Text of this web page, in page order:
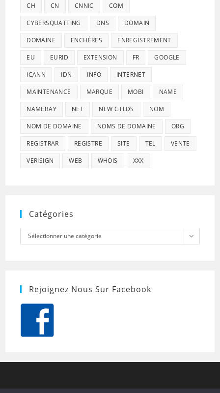
CH CN CNNIC COM
CYBERSQUATTING DNS DOMAIN
DOMAINE ENCHÈRES ENREGISTREMENT
EU EURID EXTENSION FR GOOGLE
ICANN IDN INFO INTERNET
MAINTENANCE MARQUE MOBI NAME
NAMEBAY NET NEW GTLDS NOM
NOM DE DOMAINE NOMS DE DOMAINE ORG
REGISTRAR REGISTRE SITE TEL VENTE
VERISIGN WEB WHOIS XXX
Catégories
Catégories
Sélectionner une catégorie
Rejoignez Nous Sur Facebook